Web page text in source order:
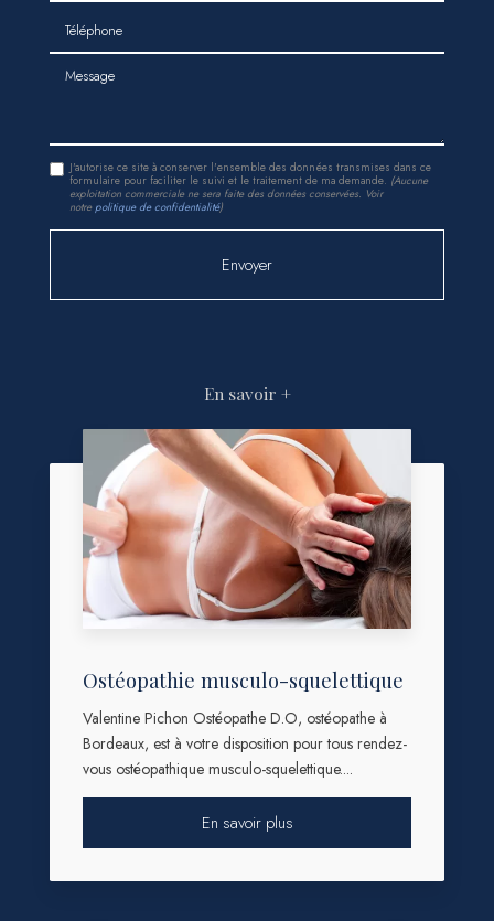
Téléphone
Message
J'autorise ce site à conserver l'ensemble des données transmises dans ce
formulaire pour faciliter le suivi et le traitement de ma demande. (Aucune
exploitation commerciale ne sera faite des données conservées. Voir
notrepolitique de confidentialité)
En savoir +
Ostéopathie musculo-squelettique
Valentine Pichon Ostéopathe D.O, ostéopathe à
Bordeaux, est à votre disposition pour tous rendez-
vous ostéopathique musculo-squelettique....
En savoir plus